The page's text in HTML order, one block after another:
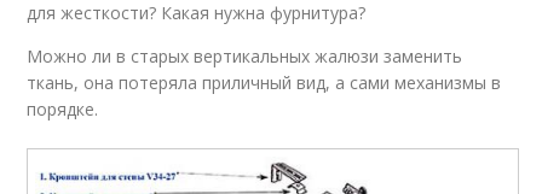
для жесткости? Какая нужна фурнитура?
Можно ли в старых вертикальных жалюзи заменить
ткань, она потеряла приличный вид, а сами механизмы в
порядке.